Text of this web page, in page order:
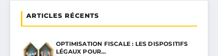
ARTICLES RÉCENTS
OPTIMISATION FISCALE : LES DISPOSITIFS
LÉGAUX POUR…